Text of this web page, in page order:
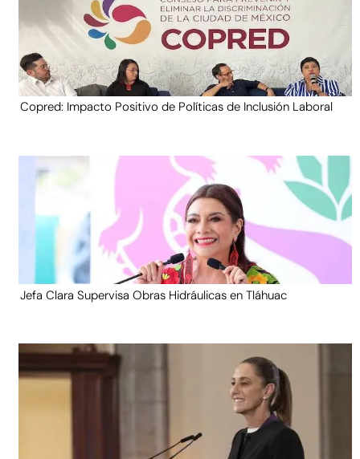
Copred: Impacto Positivo de Políticas de Inclusión Laboral
Jefa Clara Supervisa Obras Hidráulicas en Tláhuac